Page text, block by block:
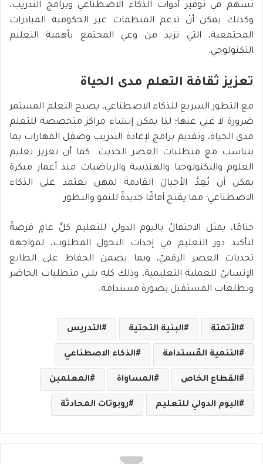
تسهم في توفير أدوات الذكاء الاصطناعي وبرامج التدريب،
وكذلك يمكن أنْ تدعم المنظمات غير الحكومية المبادرات
المجتمعية، التي تزيد من وعي المجتمع بأهمية التعليم
التكنولوجي.
تعزيز ثقافة التعلم مدى الحياة
مع التطور السريع للذكاء الاصطناعي، يصبح التعلم المستمر
ضرورة لا غنى عنها؛ لذا يمكن إنشاء مراكز متخصصة للتعلم
مدى الحياة، وتقديم برامج لإعادة التدريب وصقل المهارات بما
يتناسب مع متطلبات العصر الحديث. كما أن تعزيز تعليم
العلوم والتكنولوجيا والهندسة والرياضيات منذ أعمار مبكرة
يمكن أن يُعِدَّ الأجيالَ القادمةَ لمهن تعتمد على الذكاء
الاصطناعي؛ مما يفتح آفاقًا جديدةً للنمو والتطور.
ختامًا، يمثل الاحتفالُ باليوم الدولي للتعليم كلَّ عامٍ فرصةً
لتأكيد دور التعليم في إحداث التحول المطلوب، لمواجهة
تحديات العصر الرقميّ، وبما يضمن الحفاظ على الطابع
الإنسانيّ للعملية التعليمية، وذلك كله يلبي متطلبات الحاضر
وتطلعات المستقبل بصورة مستدامة.
الأتمتة البنية التحتية التدريس
التنمية المُستدامة الذكاء الاصطناعي
القطاع الخاص المساواة المعلمين
اليوم الدولي للتعليم روبوتات المحادثة